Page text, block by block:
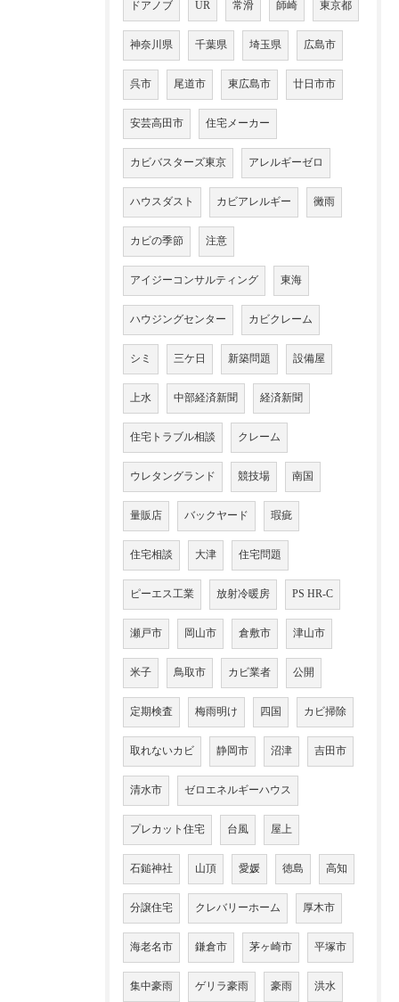
ドアノブ UR 常滑 師崎 東京都
神奈川県 千葉県 埼玉県 広島市
呉市 尾道市 東広島市 廿日市市
安芸高田市 住宅メーカー
カビバスターズ東京 アレルギーゼロ
ハウスダスト カビアレルギー 黴雨
カビの季節 注意
アイジーコンサルティング 東海
ハウジングセンター カビクレーム
シミ 三ケ日 新築問題 設備屋
上水 中部経済新聞 経済新聞
住宅トラブル相談 クレーム
ウレタングランド 競技場 南国
量販店 バックヤード 瑕疵
住宅相談 大津 住宅問題
ピーエス工業 放射冷暖房 PS HR-C
瀬戸市 岡山市 倉敷市 津山市
米子 鳥取市 カビ業者 公開
定期検査 梅雨明け 四国 カビ掃除
取れないカビ 静岡市 沼津 吉田市
清水市 ゼロエネルギーハウス
プレカット住宅 台風 屋上
石鎚神社 山頂 愛媛 徳島 高知
分譲住宅 クレバリーホーム 厚木市
海老名市 鎌倉市 茅ヶ崎市 平塚市
集中豪雨 ゲリラ豪雨 豪雨 洪水